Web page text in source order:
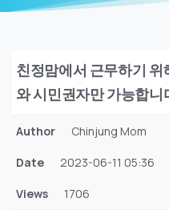
친정맘에서 근무하기
와 시민권자만 가능합니
Author Chinjung Mom
Date 2023-06-11 05:36
Views 1706